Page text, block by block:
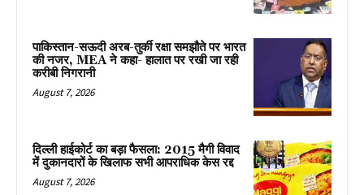
पाकिस्तान-सऊदी अरब-तुर्की रक्षा समझौते पर भारत
की नजर, MEA ने कहा- हालात पर रखी जा रही
करीबी निगरानी
August 7, 2026
दिल्ली हाईकोर्ट का बड़ा फैसला: 2015 मैगी विवाद
में दुकानदारों के खिलाफ सभी आपराधिक केस रद्द
August 7, 2026